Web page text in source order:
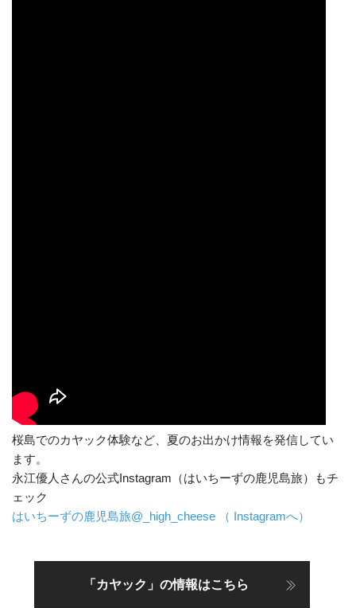
桜島でのカヤック体験など、夏のお出かけ情報を発信してい
ます。
永江優人さんの公式Instagram（はいちーずの鹿児島旅）もチ
ェック
はいちーずの鹿児島旅@_high_cheese （ Instagramへ）
「カヤック」の情報はこちら